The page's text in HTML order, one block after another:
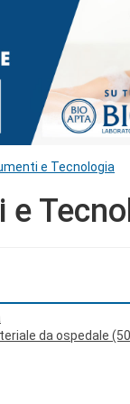
e Tecnologia
e
da ospedale